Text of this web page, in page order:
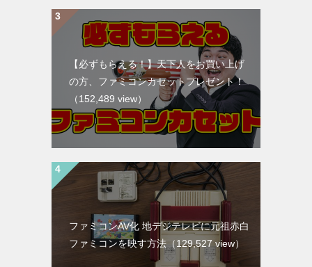
【必ずもらえる！】天下人をお買い上げ
の方、ファミコンカセットプレゼント！
（152,489 view）
ファミコンAV化 地デジテレビに元祖赤白
ファミコンを映す方法 （129,527 view）